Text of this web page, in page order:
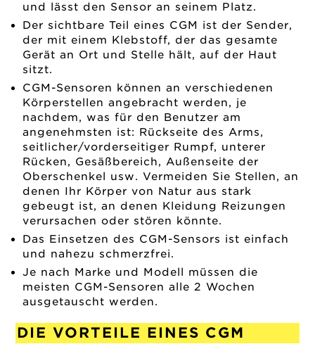
und lässt den Sensor an seinem Platz.
Der sichtbare Teil eines CGM ist der Sender,
der mit einem Klebstoff, der das gesamte
Gerät an Ort und Stelle hält, auf der Haut
sitzt.
CGM-Sensoren können an verschiedenen
Körperstellen angebracht werden, je
nachdem, was für den Benutzer am
angenehmsten ist: Rückseite des Arms,
seitlicher/vorderseitiger Rumpf, unterer
Rücken, Gesäßbereich, Außenseite der
Oberschenkel usw. Vermeiden Sie Stellen, an
denen Ihr Körper von Natur aus stark
gebeugt ist, an denen Kleidung Reizungen
verursachen oder stören könnte.
Das Einsetzen des CGM-Sensors ist einfach
und nahezu schmerzfrei.
Je nach Marke und Modell müssen die
meisten CGM-Sensoren alle 2 Wochen
ausgetauscht werden.
DIE VORTEILE EINES CGM